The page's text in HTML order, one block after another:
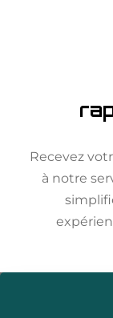
Recevez
à notre